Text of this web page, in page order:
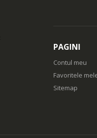
PAGINI
Contul meu
Favoritele
Sitemap